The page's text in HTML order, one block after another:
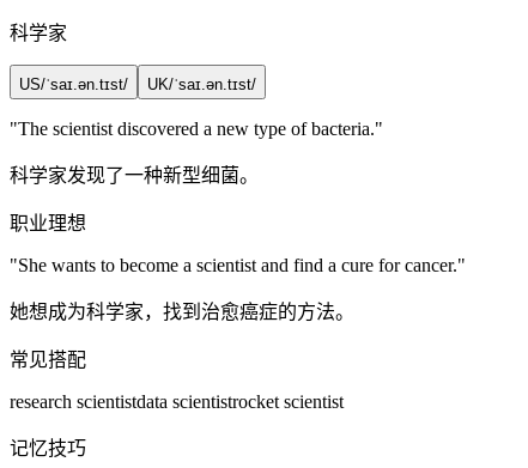
科学家
US/ˈsaɪ.ən.tɪst/ UK/ˈsaɪ.ən.tɪst/
"The scientist discovered a new type of bacteria."
科学家发现了一种新型细菌。
职业理想
"She wants to become a scientist and find a cure for cancer."
她想成为科学家，找到治愈癌症的方法。
常见搭配
research scientistdata scientistrocket scientist
记忆技巧